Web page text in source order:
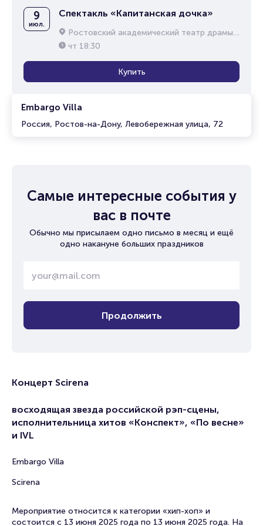
Embargo Villa
Россия, Ростов-на-Дону, Левобережная улица, 72
9
июл.
Спектакль «Капитанская дочка»
Ростовский академический театр драмы им. М.Горького
чт 18:30
Купить
Самые интересные события у
вас в почте
Обычно мы присылаем одно письмо в месяц и ещё
одно накануне больших праздников
Продолжить
Концерт Scirena
восходящая звезда российской рэп-сцены,
исполнительница хитов «Конспект», «По весне»
и IVL
Embargo Villa
Scirena
Мероприятие относится к категории «хип-хоп» и
состоится с 13 июня 2025 года по 13 июня 2025 года. На